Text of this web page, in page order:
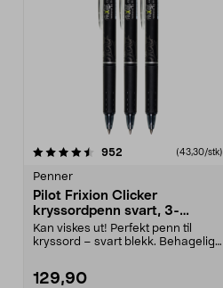
952 anmeldelser(43,30/stk)
Penner
Pilot Frixion Clicker
kryssordpenn svart, 3-
pakning
Kan viskes ut! Perfekt penn til
kryssord – svart blekk. Behagelig,
129,90
4.5av 5 stjerner